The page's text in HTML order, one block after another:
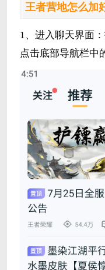
王者营地怎么加
1、进入聊天界面
点击底部导航栏中